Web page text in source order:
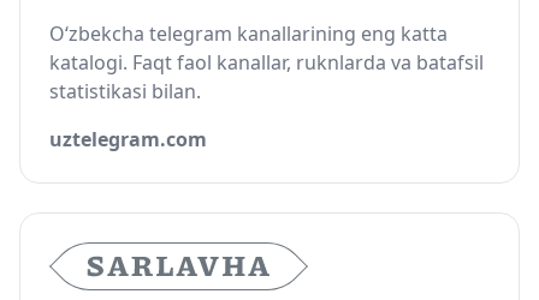
O‘zbekcha telegram kanallarining eng katta
katalogi. Faqt faol kanallar, ruknlarda va batafsil
statistikasi bilan.
uztelegram.com